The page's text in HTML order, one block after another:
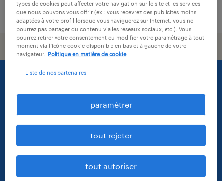
publié le 1 juin 2026
types de cookies peut affecter votre navigation sur le site et les services
que nous pouvons vous offrir (ex : vous recevrez des publicités moins
adaptées à votre profil lorsque vous naviguerez sur Internet, vous ne
pourrez pas partager du contenu via les réseaux sociaux, etc.). Vous
pourrez retirer votre consentement ou modifier votre paramétrage à tout
moment via l’icône cookie disponible en bas et à gauche de votre
navigateur.
Politique en matière de cookie
Liste de nos partenaires
paramétrer
tout rejeter
tout autoriser